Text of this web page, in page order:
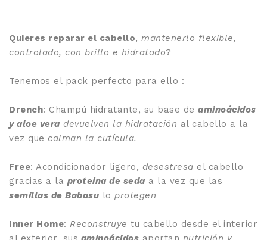
Quieres reparar el cabello, mantenerlo flexible,
controlado, con brillo e hidratado?
Tenemos el pack perfecto para ello :
Drench: Champú hidratante, su base de aminoácidos
y aloe vera devuelven la hidratación al cabello a la
vez que calman la cutícula.
Free: Acondicionador ligero, desestresa el cabello
gracias a la proteína de seda a la vez que las
semillas de Babasu lo protegen
Inner Home: Reconstruye tu cabello desde el interior